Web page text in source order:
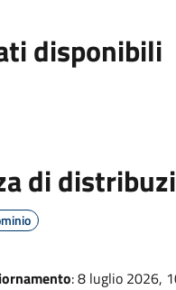
disponibili
di
: 8 luglio 2026,